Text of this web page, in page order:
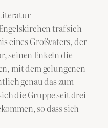
traf sich
eines Großvaters, der
seinen Enkeln die
mit dem gelungenen
genau das zum
die Gruppe seit drei
so dass sich